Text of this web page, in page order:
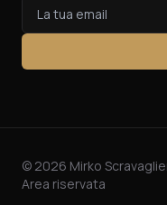
© 2026 Mirko
Area riservata